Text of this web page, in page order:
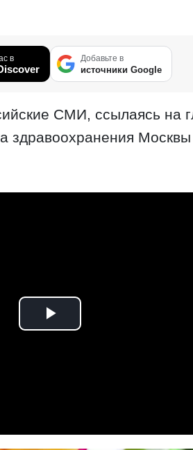
в Добавьте в
источники Google
СМИ, ссылаясь на
здравоохранения